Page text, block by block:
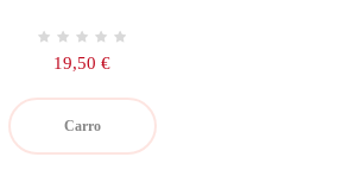
Precio
19,50 €
Carro